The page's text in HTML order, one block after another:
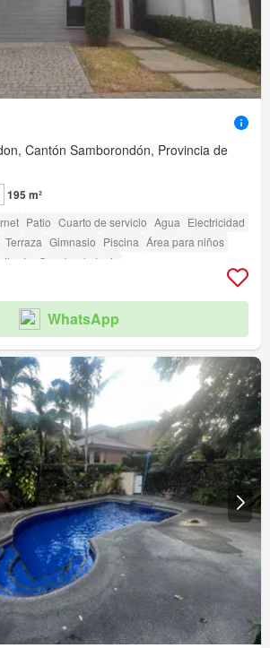
Cantón Samborondón, Provincia de
195 m²
Patio Cuarto de servicio Agua Electricidad
Terraza Gimnasio Piscina Área para niños
Cancha de tenis
WhatsApp